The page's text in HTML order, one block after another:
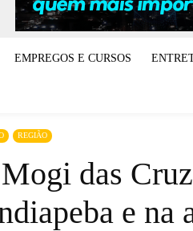
EMPREGOS E CURSOS
REGIÃO
das
e na